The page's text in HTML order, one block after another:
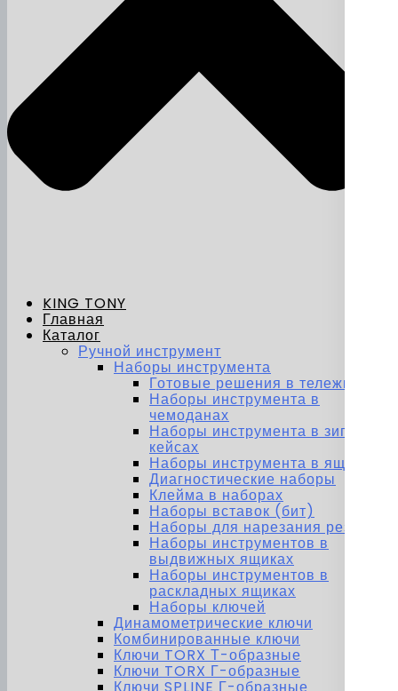
KING TONY
Главная
Каталог
Ручной инструмент
Наборы инструмента
Готовые решения в тележках
Наборы инструмента в
чемоданах
Наборы инструмента в зип-
кейсах
Наборы инструмента в ящиках
Диагностические наборы
Клейма в наборах
Наборы вставок (бит)
Наборы для нарезания резьбы
Наборы инструментов в
выдвижных ящиках
Наборы инструментов в
раскладных ящиках
Наборы ключей
Динамометрические ключи
Комбинированные ключи
Ключи TORX Т-образные
Ключи TORX Г-образные
Ключи SPLINE Г-образные